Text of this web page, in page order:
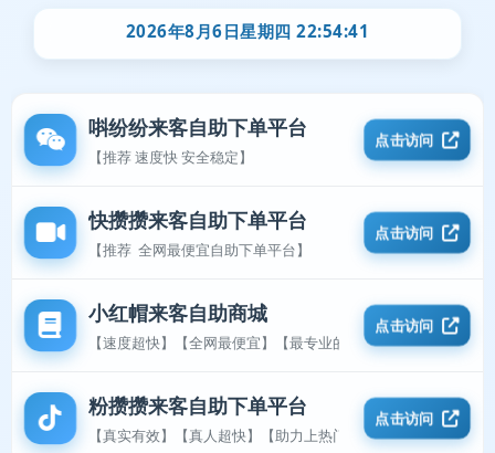
2026年8月6日星期四 22:54:41
唞纷纷来客自助下单平台
【推荐 速度快 安全稳定】
点击访问
快攒攒来客自助下单平台
【推荐 全网最便宜自助下单平台】
点击访问
小红帽来客自助商城
【速度超快】【全网最便宜】【最专业的平台】
点击访问
粉攒攒来客自助下单平台
【真实有效】【真人超快】【助力上热门】
点击访问